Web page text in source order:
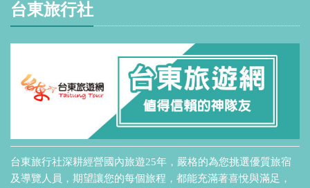
台東旅行社
台東旅行社深耕經營國內旅遊25年，嚴格的為您挑選優質旅宿
及導覽人員，期望讓您的每個旅程，都能充滿著喜悅與滿足，